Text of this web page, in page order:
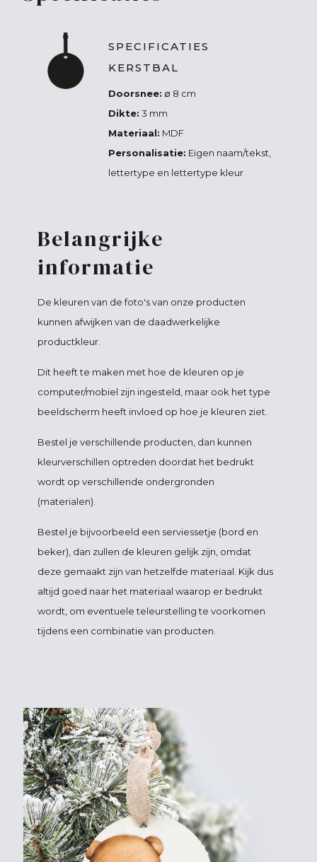
SPECIFICATIES
KERSTBAL
Doorsnee: ∅ 8 cm
Dikte: 3 mm
Materiaal: MDF
Personalisatie: Eigen naam/tekst,
lettertype en lettertype kleur
Belangrijke
informatie
De kleuren van de foto's van onze producten
kunnen afwijken van de daadwerkelijke
productkleur.
Dit heeft te maken met hoe de kleuren op je
computer/mobiel zijn ingesteld, maar ook het type
beeldscherm heeft invloed op hoe je kleuren ziet.
Bestel je verschillende producten, dan kunnen
kleurverschillen optreden doordat het bedrukt
wordt op verschillende ondergronden
(materialen).
Bestel je bijvoorbeeld een serviessetje (bord en
beker), dan zullen de kleuren gelijk zijn, omdat
deze gemaakt zijn van hetzelfde materiaal. Kijk dus
altijd goed naar het materiaal waarop er bedrukt
wordt, om eventuele teleurstelling te voorkomen
tijdens een combinatie van producten.